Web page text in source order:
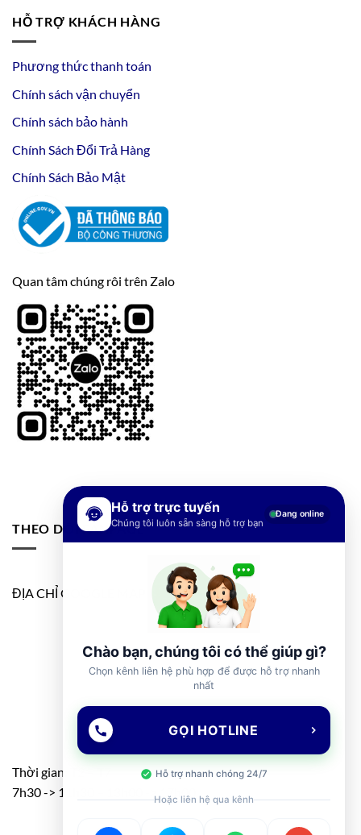
HỖ TRỢ KHÁCH HÀNG
Phương thức thanh toán
Chính sách vận chuyển
Chính sách bảo hành
Chính Sách Đổi Trả Hàng
Chính Sách Bảo Mật
Quan tâm chúng rôi trên Zalo
THEO DÕI FANPAGE
ĐỊA CHỈ GOOGLE MAP
Thời gian: T2 – T7
7h30 -> 11h30 – 13h00 -> 17h00
Hỗ trợ trực tuyến
Chúng tôi luôn sẵn sàng hỗ trợ bạn
Đang online
Chào bạn, chúng tôi có thể giúp gì?
Chọn kênh liên hệ phù hợp để được hỗ trợ nhanh
nhất
GỌI HOTLINE
Hỗ trợ nhanh chóng 24/7
Hoặc liên hệ qua kênh